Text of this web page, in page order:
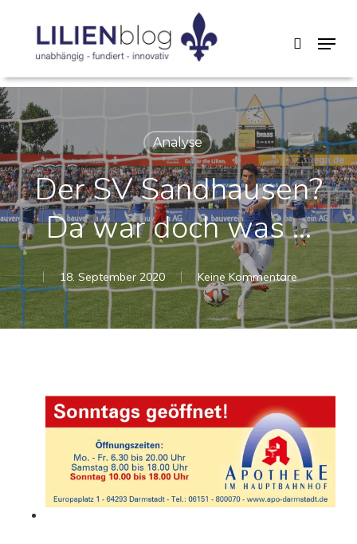
content
search
Menu
Analyse
Der SV Sandhausen?
Da war doch was …
18. September 2020 Keine Kommentare